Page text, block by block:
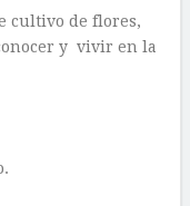
cultivo de flores,
y vivir en la